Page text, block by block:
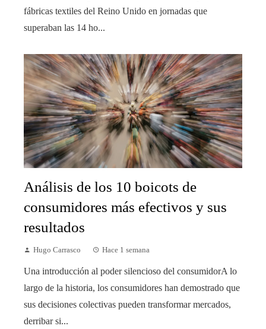
fábricas textiles del Reino Unido en jornadas que
superaban las 14 ho...
Análisis de los 10 boicots de
consumidores más efectivos y sus
resultados
Hugo Carrasco Hace 1 semana
Una introducción al poder silencioso del consumidorA lo
largo de la historia, los consumidores han demostrado que
sus decisiones colectivas pueden transformar mercados,
derribar si...